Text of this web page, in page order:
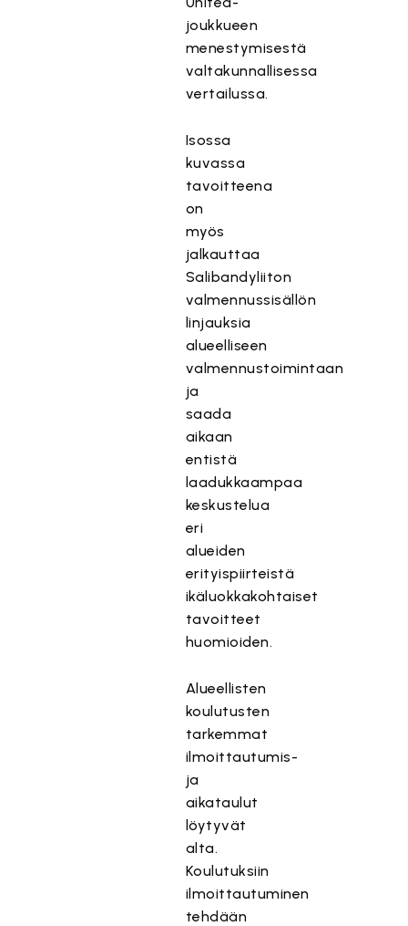
joukkueen
menestymisestä
valtakunnallisessa
vertailussa.
Isossa
kuvassa
tavoitteena
on
myös
jalkauttaa
Salibandyliiton
valmennussisällön
linjauksia
alueelliseen
valmennustoimintaan
ja
saada
aikaan
entistä
laadukkaampaa
keskustelua
eri
alueiden
erityispiirteistä
ikäluokkakohtaiset
tavoitteet
huomioiden.
Alueellisten
koulutusten
tarkemmat
ilmoittautumis-
ja
aikataulut
löytyvät
alta.
Koulutuksiin
ilmoittautuminen
tehdään